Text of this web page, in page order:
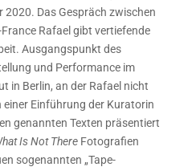
2020. Das Gespräch zwischen
Rafael gibt vertiefende
Ausgangspunkt des
und Performance im
in Berlin, an der Rafael nicht
Einführung der Kuratorin
genannten Texten präsentiert
Is Not ThereFotografien
sogenannten „Tape-